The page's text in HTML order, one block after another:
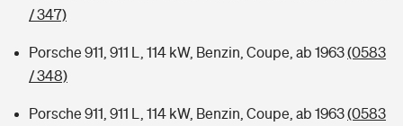
/ 347)
Porsche 911, 911 L, 114 kW, Benzin, Coupe, ab 1963(0583
/ 348)
Porsche 911, 911 L, 114 kW, Benzin, Coupe, ab 1963(0583